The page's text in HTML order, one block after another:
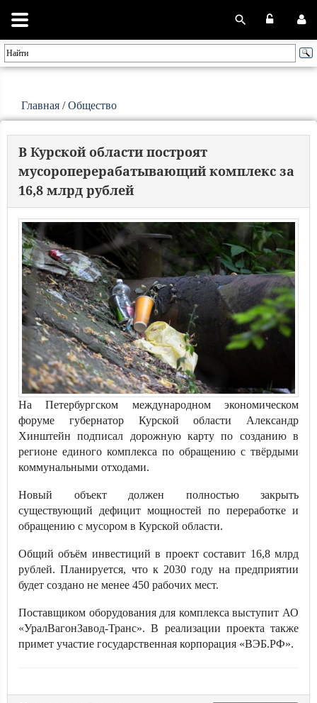
Главная /Общество
В Курской области построят
мусороперерабатывающий комплекс за
16,8 млрд рублей
На Петербургском международном экономическом
форуме губернатор Курской области Александр
Хинштейн подписал дорожную карту по созданию в
регионе единого комплекса по обращению с твёрдыми
коммунальными отходами.
Новый объект должен полностью закрыть
существующий дефицит мощностей по переработке и
обращению с мусором в Курской области.
Общий объём инвестиций в проект составит 16,8 млрд
рублей. Планируется, что к 2030 году на предприятии
будет создано не менее 450 рабочих мест.
Поставщиком оборудования для комплекса выступит АО
«УралВагонЗавод-Транс». В реализации проекта также
примет участие государственная корпорация «ВЭБ.РФ».